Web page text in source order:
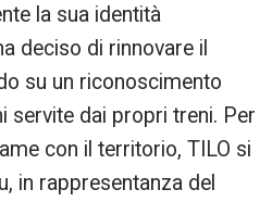
la sua identità
deciso di rinnovare il
su un riconoscimento
servite dai propri treni. Per
con il territorio, TILO si
in rappresentanza del